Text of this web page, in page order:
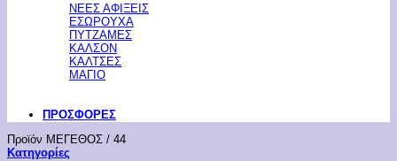
ΝΕΕΣ ΑΦΙΞΕΙΣ
ΕΣΩΡΟΥΧΑ
ΠΥΤΖΑΜΕΣ
ΚΑΛΣΟΝ
ΚΑΛΤΣΕΣ
ΜΑΓΙΟ
ΠΡΟΣΦΟΡΕΣ
Προϊόν ΜΕΓΕΘΟΣ / 44
Κατηγορίες